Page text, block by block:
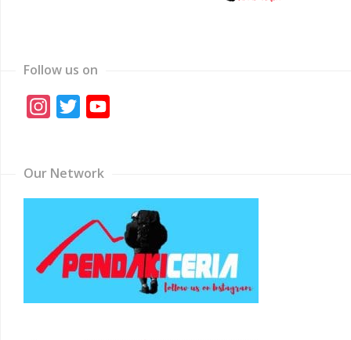
Follow us on
Instagram
Twitter
Our Network